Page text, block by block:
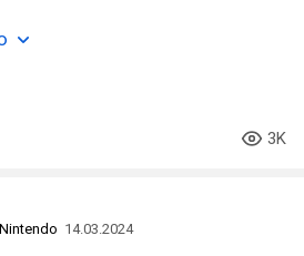
3K
14.03.2024